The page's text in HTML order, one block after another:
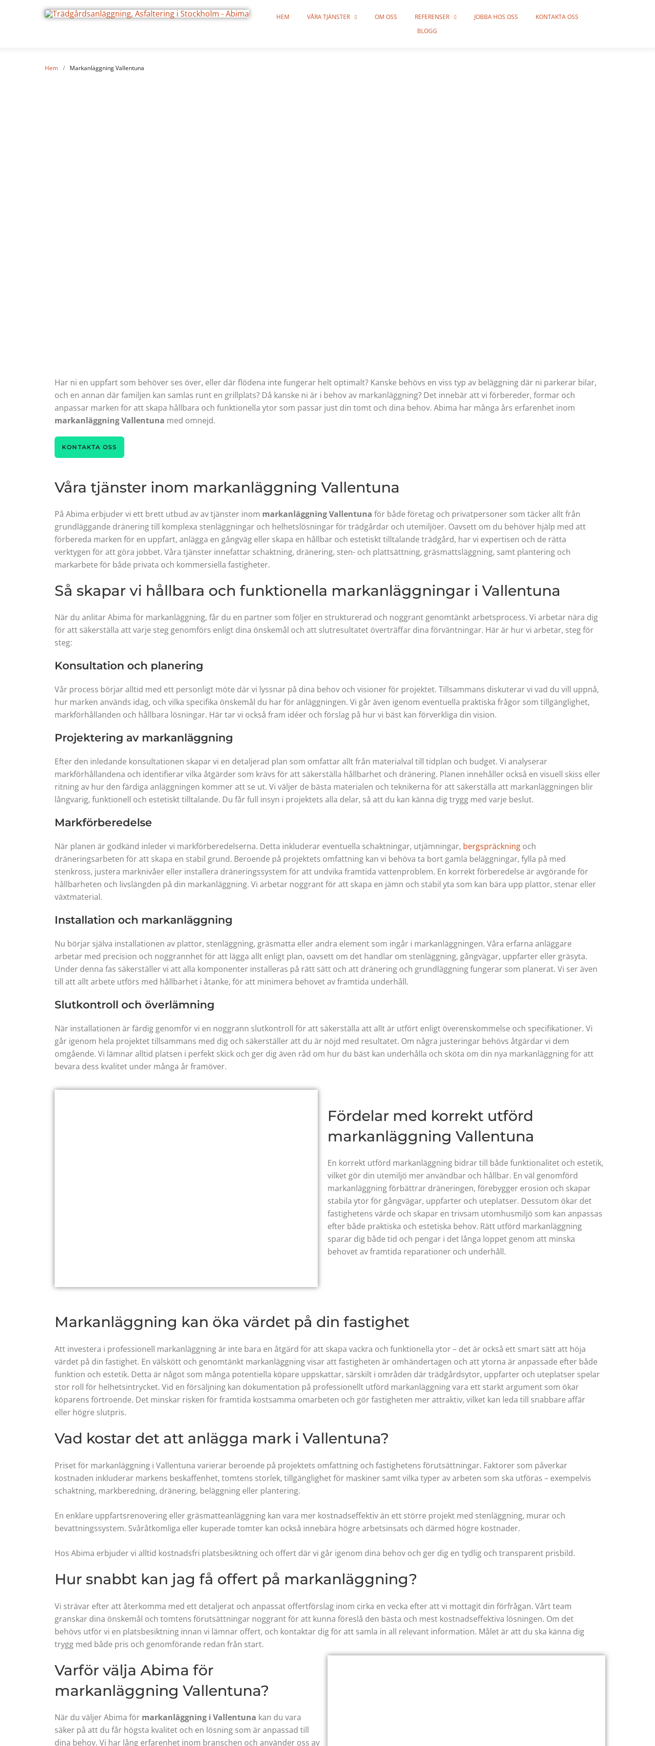
HEM VÅRA TJÄNSTER OM OSS REFERENSER JOBBA HOS OSS
KONTAKTA OSS
BLOGG
Hem / Markanläggning Vallentuna
Har ni en uppfart som behöver ses över, eller där flödena inte fungerar helt optimalt? Kanske behövs en viss typ av beläggning där ni parkerar bilar,
och en annan där familjen kan samlas runt en grillplats? Då kanske ni är i behov av markanläggning? Det innebär att vi förbereder, formar och
anpassar marken för att skapa hållbara och funktionella ytor som passar just din tomt och dina behov. Abima har många års erfarenhet inom
markanläggning Vallentuna med omnejd.
KONTAKTA OSS
Våra tjänster inom markanläggning Vallentuna
På Abima erbjuder vi ett brett utbud av av tjänster inom markanläggning Vallentuna för både företag och privatpersoner som täcker allt från
grundläggande dränering till komplexa stenläggningar och helhetslösningar för trädgårdar och utemiljöer. Oavsett om du behöver hjälp med att
förbereda marken för en uppfart, anlägga en gångväg eller skapa en hållbar och estetiskt tilltalande trädgård, har vi expertisen och de rätta
verktygen för att göra jobbet. Våra tjänster innefattar schaktning, dränering, sten- och plattsättning, gräsmattsläggning, samt plantering och
markarbete för både privata och kommersiella fastigheter.
Så skapar vi hållbara och funktionella markanläggningar i Vallentuna
När du anlitar Abima för markanläggning, får du en partner som följer en strukturerad och noggrant genomtänkt arbetsprocess. Vi arbetar nära dig
för att säkerställa att varje steg genomförs enligt dina önskemål och att slutresultatet överträffar dina förväntningar. Här är hur vi arbetar, steg för
steg:
Konsultation och planering
Vår process börjar alltid med ett personligt möte där vi lyssnar på dina behov och visioner för projektet. Tillsammans diskuterar vi vad du vill uppnå,
hur marken används idag, och vilka specifika önskemål du har för anläggningen. Vi går även igenom eventuella praktiska frågor som tillgänglighet,
markförhållanden och hållbara lösningar. Här tar vi också fram idéer och förslag på hur vi bäst kan förverkliga din vision.
Projektering av markanläggning
Efter den inledande konsultationen skapar vi en detaljerad plan som omfattar allt från materialval till tidplan och budget. Vi analyserar
markförhållandena och identifierar vilka åtgärder som krävs för att säkerställa hållbarhet och dränering. Planen innehåller också en visuell skiss eller
ritning av hur den färdiga anläggningen kommer att se ut. Vi väljer de bästa materialen och teknikerna för att säkerställa att markanläggningen blir
långvarig, funktionell och estetiskt tilltalande. Du får full insyn i projektets alla delar, så att du kan känna dig trygg med varje beslut.
Markförberedelse
När planen är godkänd inleder vi markförberedelserna. Detta inkluderar eventuella schaktningar, utjämningar, bergspräckning och
dräneringsarbeten för att skapa en stabil grund. Beroende på projektets omfattning kan vi behöva ta bort gamla beläggningar, fylla på med
stenkross, justera marknivåer eller installera dräneringssystem för att undvika framtida vattenproblem. En korrekt förberedelse är avgörande för
hållbarheten och livslängden på din markanläggning. Vi arbetar noggrant för att skapa en jämn och stabil yta som kan bära upp plattor, stenar eller
växtmaterial.
Installation och markanläggning
Nu börjar själva installationen av plattor, stenläggning, gräsmatta eller andra element som ingår i markanläggningen. Våra erfarna anläggare
arbetar med precision och noggrannhet för att lägga allt enligt plan, oavsett om det handlar om stenläggning, gångvägar, uppfarter eller gräsyta.
Under denna fas säkerställer vi att alla komponenter installeras på rätt sätt och att dränering och grundläggning fungerar som planerat. Vi ser även
till att allt arbete utförs med hållbarhet i åtanke, för att minimera behovet av framtida underhåll.
Slutkontroll och överlämning
När installationen är färdig genomför vi en noggrann slutkontroll för att säkerställa att allt är utfört enligt överenskommelse och specifikationer. Vi
går igenom hela projektet tillsammans med dig och säkerställer att du är nöjd med resultatet. Om några justeringar behövs åtgärdar vi dem
omgående. Vi lämnar alltid platsen i perfekt skick och ger dig även råd om hur du bäst kan underhålla och sköta om din nya markanläggning för att
bevara dess kvalitet under många år framöver.
Fördelar med korrekt utförd
markanläggning Vallentuna
En korrekt utförd markanläggning bidrar till både funktionalitet och estetik,
vilket gör din utemiljö mer användbar och hållbar. En väl genomförd
markanläggning förbättrar dräneringen, förebygger erosion och skapar
stabila ytor för gångvägar, uppfarter och uteplatser. Dessutom ökar det
fastighetens värde och skapar en trivsam utomhusmiljö som kan anpassas
efter både praktiska och estetiska behov. Rätt utförd markanläggning
sparar dig både tid och pengar i det långa loppet genom att minska
behovet av framtida reparationer och underhåll.
Markanläggning kan öka värdet på din fastighet
Att investera i professionell markanläggning är inte bara en åtgärd för att skapa vackra och funktionella ytor – det är också ett smart sätt att höja
värdet på din fastighet. En välskött och genomtänkt markanläggning visar att fastigheten är omhändertagen och att ytorna är anpassade efter både
funktion och estetik. Detta är något som många potentiella köpare uppskattar, särskilt i områden där trädgårdsytor, uppfarter och uteplatser spelar
stor roll för helhetsintrycket. Vid en försäljning kan dokumentation på professionellt utförd markanläggning vara ett starkt argument som ökar
köparens förtroende. Det minskar risken för framtida kostsamma omarbeten och gör fastigheten mer attraktiv, vilket kan leda till snabbare affär
eller högre slutpris.
Vad kostar det att anlägga mark i Vallentuna?
Priset för markanläggning i Vallentuna varierar beroende på projektets omfattning och fastighetens förutsättningar. Faktorer som påverkar
kostnaden inkluderar markens beskaffenhet, tomtens storlek, tillgänglighet för maskiner samt vilka typer av arbeten som ska utföras – exempelvis
schaktning, markberedning, dränering, beläggning eller plantering.
En enklare uppfartsrenovering eller gräsmatteanläggning kan vara mer kostnadseffektiv än ett större projekt med stenläggning, murar och
bevattningssystem. Svåråtkomliga eller kuperade tomter kan också innebära högre arbetsinsats och därmed högre kostnader.
Hos Abima erbjuder vi alltid kostnadsfri platsbesiktning och offert där vi går igenom dina behov och ger dig en tydlig och transparent prisbild.
Hur snabbt kan jag få offert på markanläggning?
Vi strävar efter att återkomma med ett detaljerat och anpassat offertförslag inom cirka en vecka efter att vi mottagit din förfrågan. Vårt team
granskar dina önskemål och tomtens förutsättningar noggrant för att kunna föreslå den bästa och mest kostnadseffektiva lösningen. Om det
behövs utför vi en platsbesiktning innan vi lämnar offert, och kontaktar dig för att samla in all relevant information. Målet är att du ska känna dig
trygg med både pris och genomförande redan från start.
Varför välja Abima för
markanläggning Vallentuna?
När du väljer Abima för markanläggning i Vallentuna kan du vara
säker på att du får högsta kvalitet och en lösning som är anpassad till
dina behov. Vi har lång erfarenhet inom branschen och använder oss av